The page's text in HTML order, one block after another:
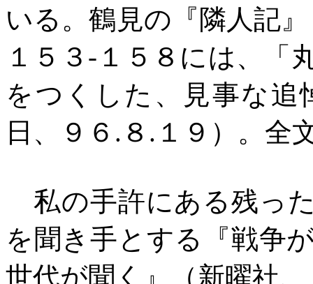
いる。鶴見の『隣人記
１５３ - １５８には、「
をつくした、見事な追
日、９６ . ８ . １９）。全
私の手許にある残っ
を聞き手とする『戦争
世代が聞く』（新曜社